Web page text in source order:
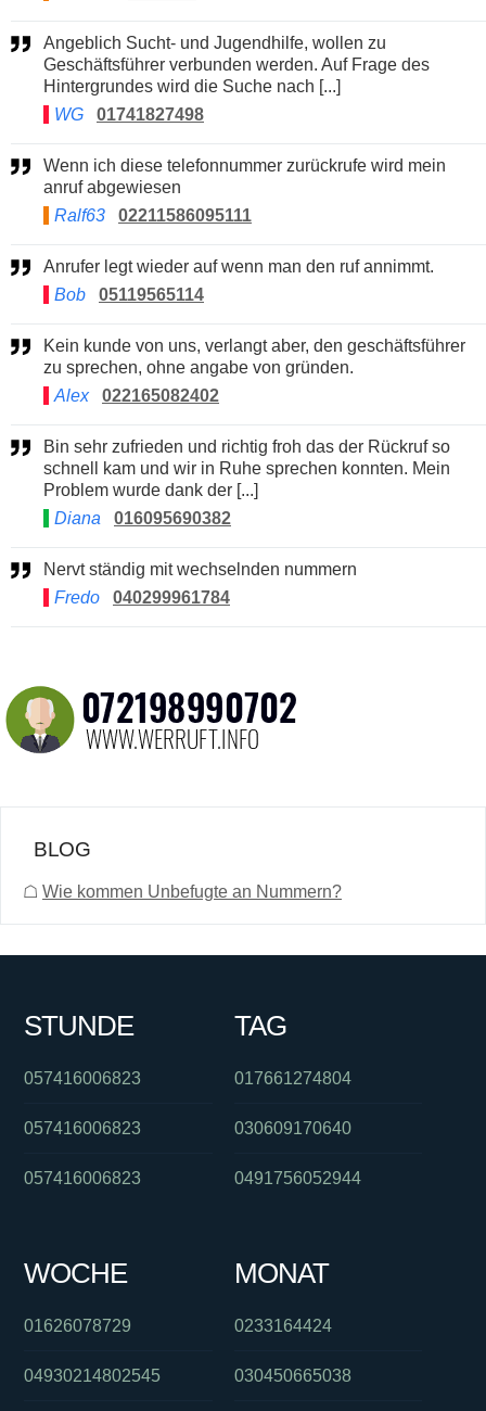
Angeblich Sucht- und Jugendhilfe, wollen zu
Geschäftsführer verbunden werden. Auf Frage des
Hintergrundes wird die Suche nach [...]
WG
01741827498
Wenn ich diese telefonnummer zurückrufe wird mein
anruf abgewiesen
Ralf63
02211586095111
Anrufer legt wieder auf wenn man den ruf annimmt.
Bob
05119565114
Kein kunde von uns, verlangt aber, den geschäftsführer
zu sprechen, ohne angabe von gründen.
Alex
022165082402
Bin sehr zufrieden und richtig froh das der Rückruf so
schnell kam und wir in Ruhe sprechen konnten. Mein
Problem wurde dank der [...]
Diana
016095690382
Nervt ständig mit wechselnden nummern
Fredo
040299961784
BLOG
☖ Wie kommen Unbefugte an Nummern?
STUNDE
057416006823
057416006823
057416006823
TAG
017661274804
030609170640
0491756052944
WOCHE
01626078729
04930214802545
MONAT
0233164424
030450665038